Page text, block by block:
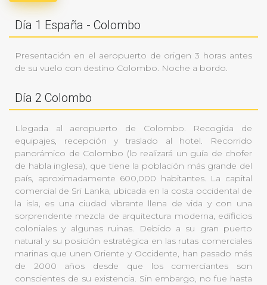
Día 1 España - Colombo
Presentación en el aeropuerto de origen 3 horas antes
de su vuelo con destino Colombo. Noche a bordo.
Día 2 Colombo
Llegada al aeropuerto de Colombo. Recogida de
equipajes, recepción y traslado al hotel. Recorrido
panorámico de Colombo (lo realizará un guía de chofer
de habla inglesa), que tiene la población más grande del
país, aproximadamente 600,000 habitantes. La capital
comercial de Sri Lanka, ubicada en la costa occidental de
la isla, es una ciudad vibrante llena de vida y con una
sorprendente mezcla de arquitectura moderna, edificios
coloniales y algunas ruinas. Debido a su gran puerto
natural y su posición estratégica en las rutas comerciales
marinas que unen Oriente y Occidente, han pasado más
de 2000 años desde que los comerciantes son
conscientes de su existencia. Sin embargo, no fue hasta